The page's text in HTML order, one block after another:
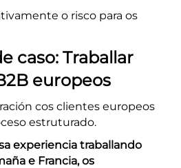
o risco para os
caso: Traballar
europeos
cos clientes europeos
estruturado.
experiencia traballando
e Francia, os